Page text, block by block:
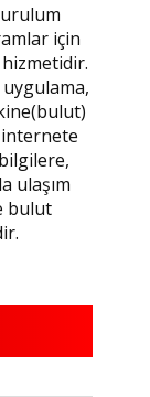
için
ulaşım
bulut